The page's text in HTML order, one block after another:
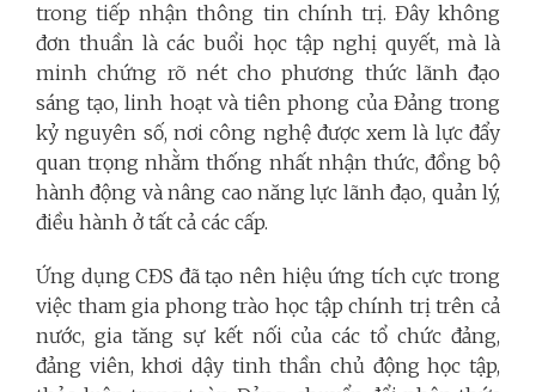
trong tiếp nhận thông tin chính trị. Đây không
đơn thuần là các buổi học tập nghị quyết, mà là
minh chứng rõ nét cho phương thức lãnh đạo
sáng tạo, linh hoạt và tiên phong của Đảng trong
kỷ nguyên số, nơi công nghệ được xem là lực đẩy
quan trọng nhằm thống nhất nhận thức, đồng bộ
hành động và nâng cao năng lực lãnh đạo, quản lý,
điều hành ở tất cả các cấp.
Ứng dụng CĐS đã tạo nên hiệu ứng tích cực trong
việc tham gia phong trào học tập chính trị trên cả
nước, gia tăng sự kết nối của các tổ chức đảng,
đảng viên, khơi dậy tinh thần chủ động học tập,